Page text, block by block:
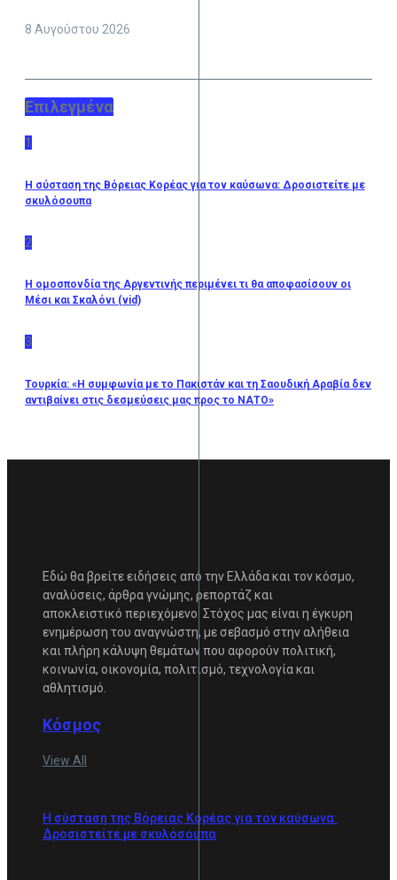
8 Αυγούστου 2026
Επιλεγμένα
1
Η σύσταση της Βόρειας Κορέας για τον καύσωνα: Δροσιστείτε με
σκυλόσουπα
2
Η ομοσπονδία της Αργεντινής περιμένει τι θα αποφασίσουν οι
Μέσι και Σκαλόνι (vid)
3
Τουρκία: «Η συμφωνία με το Πακιστάν και τη Σαουδική Αραβία δεν
αντιβαίνει στις δεσμεύσεις μας προς το ΝΑΤΟ»
Εδώ θα βρείτε ειδήσεις από την Ελλάδα και τον κόσμο,
αναλύσεις, άρθρα γνώμης, ρεπορτάζ και
αποκλειστικό περιεχόμενο. Στόχος μας είναι η έγκυρη
ενημέρωση του αναγνώστη, με σεβασμό στην αλήθεια
και πλήρη κάλυψη θεμάτων που αφορούν πολιτική,
κοινωνία, οικονομία, πολιτισμό, τεχνολογία και
αθλητισμό.
Κόσμος
View All
Η σύσταση της Βόρειας Κορέας για τον καύσωνα:
Δροσιστείτε με σκυλόσουπα